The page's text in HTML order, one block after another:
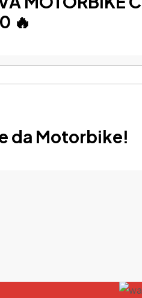
🔥
da Motorbike!